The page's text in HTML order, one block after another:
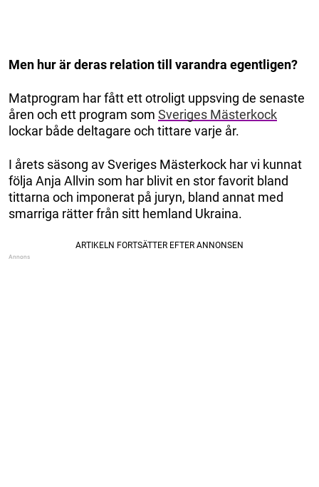
Men hur är deras relation till varandra egentligen?
Matprogram har fått ett otroligt uppsving de senaste
åren och ett program som Sveriges Mästerkock
lockar både deltagare och tittare varje år.
I årets säsong av Sveriges Mästerkock har vi kunnat
följa Anja Allvin som har blivit en stor favorit bland
tittarna och imponerat på juryn, bland annat med
smarriga rätter från sitt hemland Ukraina.